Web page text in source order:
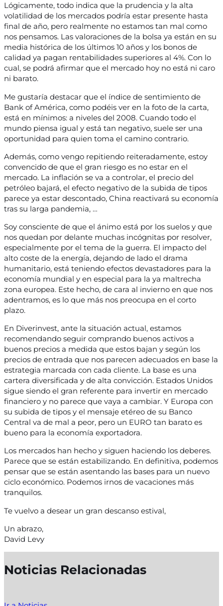
Lógicamente, todo indica que la prudencia y la alta
volatilidad de los mercados podría estar presente hasta
final de año, pero realmente no estamos tan mal como
nos pensamos. Las valoraciones de la bolsa ya están en su
media histórica de los últimos 10 años y los bonos de
calidad ya pagan rentabilidades superiores al 4%. Con lo
cual, se podrá afirmar que el mercado hoy no está ni caro
ni barato.
Me gustaría destacar que el índice de sentimiento de
Bank of América, como podéis ver en la foto de la carta,
está en mínimos: a niveles del 2008. Cuando todo el
mundo piensa igual y está tan negativo, suele ser una
oportunidad para quien toma el camino contrario.
Además, como vengo repitiendo reiteradamente, estoy
convencido de que el gran riesgo es no estar en el
mercado. La inflación se va a controlar, el precio del
petróleo bajará, el efecto negativo de la subida de tipos
parece ya estar descontado, China reactivará su economía
tras su larga pandemia, …
Soy consciente de que el ánimo está por los suelos y que
nos quedan por delante muchas incógnitas por resolver,
especialmente por el tema de la guerra. El impacto del
alto coste de la energía, dejando de lado el drama
humanitario, está teniendo efectos devastadores para la
economía mundial y en especial para la ya maltrecha
zona europea. Este hecho, de cara al invierno en que nos
adentramos, es lo que más nos preocupa en el corto
plazo.
En Diverinvest, ante la situación actual, estamos
recomendando seguir comprando buenos activos a
buenos precios a medida que estos bajan y según los
precios de entrada que nos parecen adecuados en base la
estrategia marcada con cada cliente. La base es una
cartera diversificada y de alta convicción. Estados Unidos
sigue siendo el gran referente para invertir en mercado
financiero y no parece que vaya a cambiar. Y Europa con
su subida de tipos y el mensaje etéreo de su Banco
Central va de mal a peor, pero un EURO tan barato es
bueno para la economía exportadora.
Los mercados han hecho y siguen haciendo los deberes.
Parece que se están estabilizando. En definitiva, podemos
pensar que se están asentando las bases para un nuevo
ciclo económico. Podemos irnos de vacaciones más
tranquilos.
Te vuelvo a desear un gran descanso estival,
Un abrazo,
David Levy
Noticias Relacionadas